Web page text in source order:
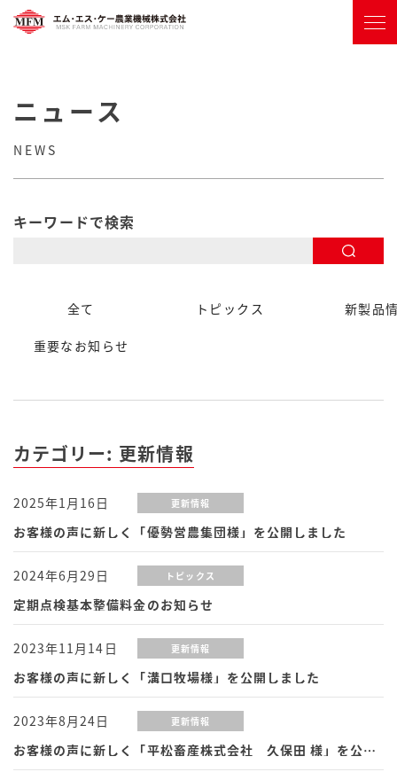
ニュース
NEWS
キーワードで検索
全て トピックス 新製品
重要なお知らせ
カテゴリー: 更新情報
2025年1月16日 更新情報
お客様の声に新しく「優勢営農集団様」を公開しました
2024年6月29日 トピックス
定期点検基本整備料金のお知らせ
2023年11月14日 更新情報
お客様の声に新しく「溝口牧場様」を公開しました
2023年8月24日 更新情報
お客様の声に新しく「平松畜産株式会社 久保田 様」を公開しました